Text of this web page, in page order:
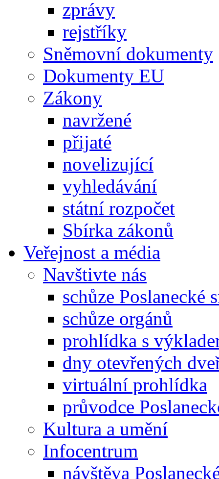
zprávy
rejstříky
Sněmovní dokumenty
Dokumenty EU
Zákony
navržené
přijaté
novelizující
vyhledávání
státní rozpočet
Sbírka zákonů
Veřejnost a média
Navštivte nás
schůze Poslanecké
schůze orgánů
prohlídka s
dny otevřených
virtuální prohlídka
průvodce
Kultura a umění
Infocentrum
návštěva